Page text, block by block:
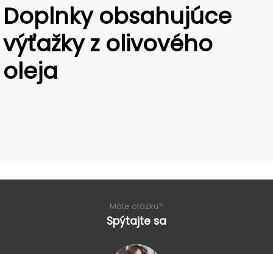
Doplnky obsahujúce
výťažky z olivového
oleja
Máte otázku?
Spýtajte sa